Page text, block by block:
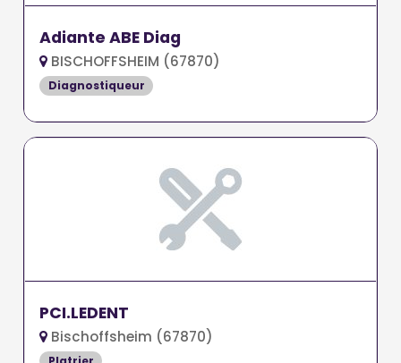
Adiante ABE Diag
BISCHOFFSHEIM (67870)
Diagnostiqueur
PCI.LEDENT
Bischoffsheim (67870)